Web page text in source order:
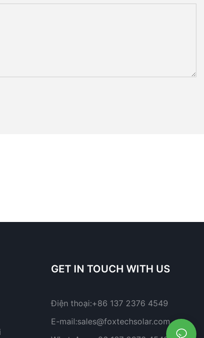
GET IN TOUCH WITH US
Điện thoại:+86 137 2376 4549
E-mail:sales@foxtechsolar.com